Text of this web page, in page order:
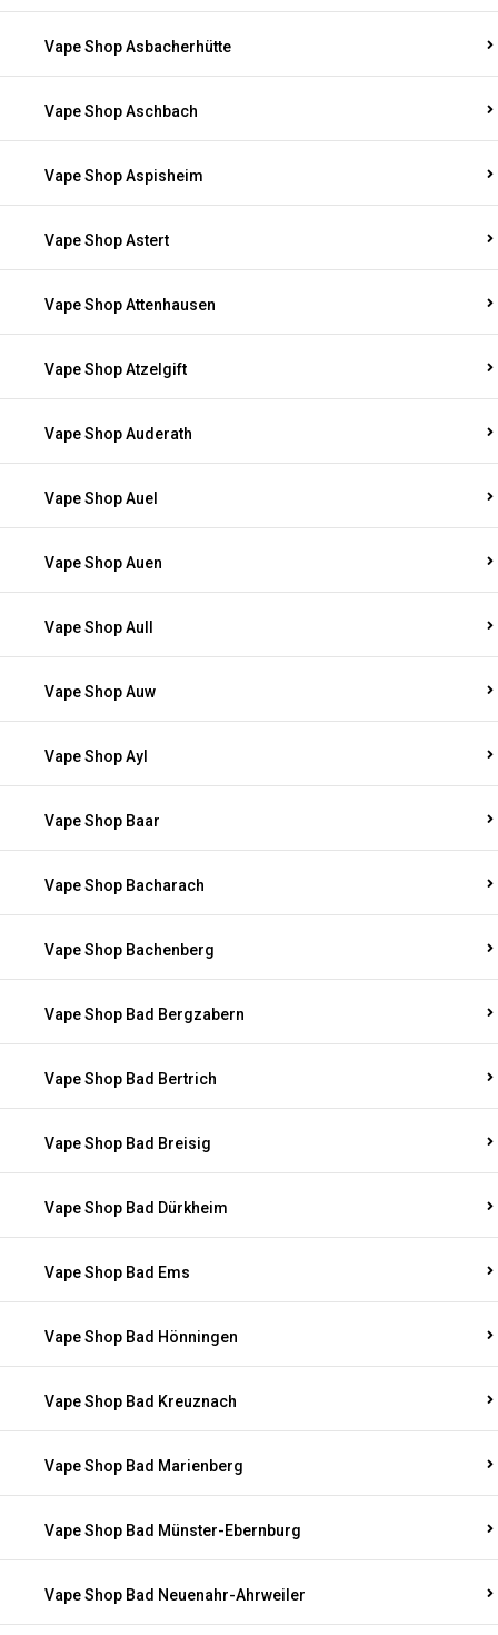
Vape Shop Asbacherhütte
Vape Shop Aschbach
Vape Shop Aspisheim
Vape Shop Astert
Vape Shop Attenhausen
Vape Shop Atzelgift
Vape Shop Auderath
Vape Shop Auel
Vape Shop Auen
Vape Shop Aull
Vape Shop Auw
Vape Shop Ayl
Vape Shop Baar
Vape Shop Bacharach
Vape Shop Bachenberg
Vape Shop Bad Bergzabern
Vape Shop Bad Bertrich
Vape Shop Bad Breisig
Vape Shop Bad Dürkheim
Vape Shop Bad Ems
Vape Shop Bad Hönningen
Vape Shop Bad Kreuznach
Vape Shop Bad Marienberg
Vape Shop Bad Münster-Ebernburg
Vape Shop Bad Neuenahr-Ahrweiler